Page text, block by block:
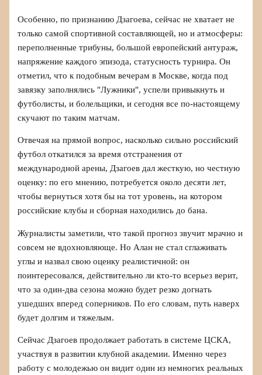
Особенно, по признанию Дзагоева, сейчас не хватает не
только самой спортивной составляющей, но и атмосферы:
переполненные трибуны, большой европейский антураж,
напряжение каждого эпизода, статусность турнира. Он
отметил, что к подобным вечерам в Москве, когда под
завязку заполнялись "Лужники", успели привыкнуть и
футболисты, и болельщики, и сегодня все по‑настоящему
скучают по таким матчам.
Отвечая на прямой вопрос, насколько сильно российский
футбол откатился за время отстранения от
международной арены, Дзагоев дал жесткую, но честную
оценку: по его мнению, потребуется около десяти лет,
чтобы вернуться хотя бы на тот уровень, на котором
российские клубы и сборная находились до бана.
Журналисты заметили, что такой прогноз звучит мрачно и
совсем не вдохновляюще. Но Алан не стал сглаживать
углы и назвал свою оценку реалистичной: он
поинтересовался, действительно ли кто‑то всерьез верит,
что за один‑два сезона можно будет резко догнать
ушедших вперед соперников. По его словам, путь наверх
будет долгим и тяжелым.
Сейчас Дзагоев продолжает работать в системе ЦСКА,
участвуя в развитии клубной академии. Именно через
работу с молодежью он видит один из немногих реальных